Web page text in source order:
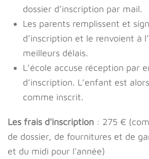
dossier d’inscription par mail.
Les parents remplissent et
d’inscription et le renvoient à
meilleurs délais.
L’école accuse réception par
d’inscription. L’enfant est
comme inscrit.
Les frais d'inscription : 275 €
de dossier, de fournitures et de
et du midi pour l'année)